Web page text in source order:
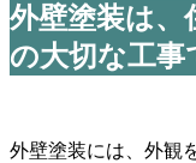
外壁塗装は、
の大切な工事
外壁塗装には、外観